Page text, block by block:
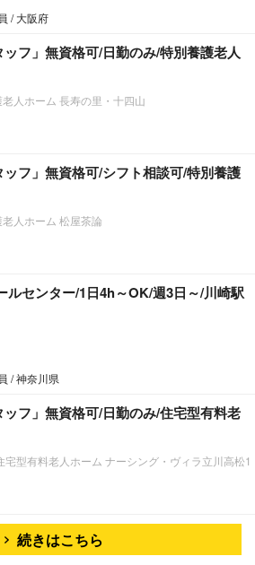
/ 大阪府
ッフ」無資格可/日勤のみ/特別養護老人
人ホーム 長寿の里・十四山
ッフ」無資格可/シフト相談可/特別養護
人ホーム 松屋茶論
ルセンター/1日4h～OK/週3日～/川崎駅
/ 神奈川県
ッフ」無資格可/日勤のみ/住宅型有料老
型有料老人ホーム ナーシング・ヴィラ立川高松1
続きはこちら